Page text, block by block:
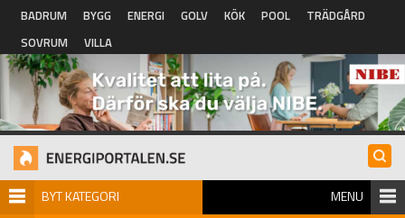
Hoppa till huvudinnehåll
BADRUM BYGG ENERGI GOLV KÖK POOL
TRÄDGÅRD
SOVRUM
VILLA
BYT KATEGORI MENU